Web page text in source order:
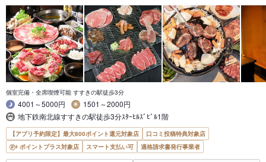
個室完備・全席喫煙可能 すすきの駅徒歩3分
4001～5000円
1501～2000円
地下鉄南北線すすきの駅徒歩3分ｽﾀｰﾋﾙｽﾞﾋﾞﾙ1階
【アプリ予約限定】最大800ポイント還元対象店
口コミ投稿特典対象店
ポイントプラス対象店
スマート支払い可 適格請求書発行事業者